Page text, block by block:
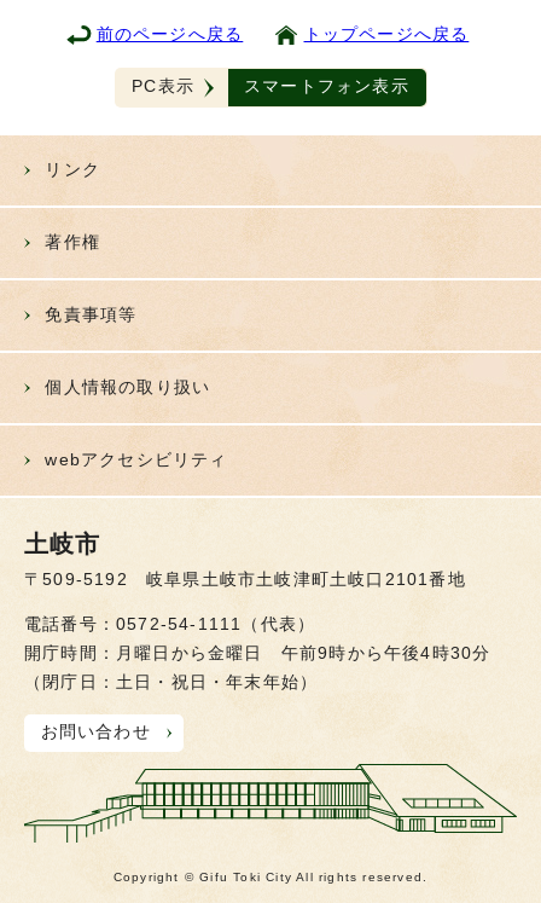
前のページへ戻る トップページへ戻る
PC表示 スマートフォン表示
リンク
著作権
免責事項等
個人情報の取り扱い
webアクセシビリティ
土岐市
〒509-5192 岐阜県土岐市土岐津町土岐口2101番地
電話番号：0572-54-1111（代表）
開庁時間：月曜日から金曜日 午前9時から午後4時30分
（閉庁日：土日・祝日・年末年始）
お問い合わせ
Copyright © Gifu Toki City All rights reserved.